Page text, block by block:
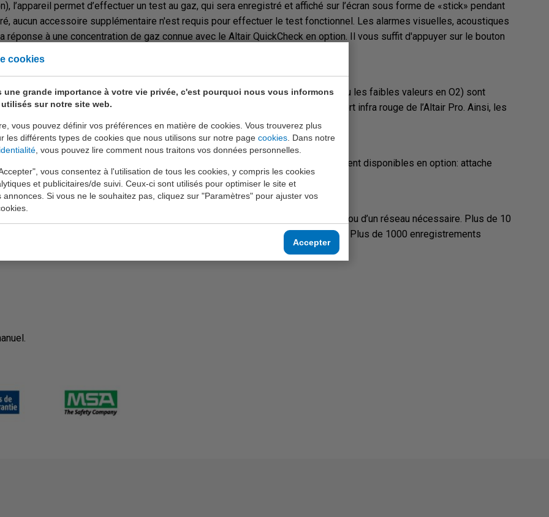
cookies
une grande importance à votre vie privée, c'est pourquoi nous vous informons
sur notre site web.
vous pouvez définir vos préférences en matière de cookies. Vous trouverez plus
les différents types de cookies que nous utilisons sur notre page cookies . Dans notre
, vous pouvez lire comment nous traitons vos données personnelles.
vous consentez à l'utilisation de tous les cookies, y compris les cookies
et publicitaires/de suivi. Ceux-ci sont utilisés pour optimiser le site et
annonces. Si vous ne le souhaitez pas, cliquez sur "Paramètres" pour ajuster vos
Accepter
l’appareil permet d’effectuer un test au gaz, qui sera enregistré et affiché sur l’écran sous forme de «stick» pendant
aucun accessoire supplémentaire n'est requis pour effectuer le test fonctionnel. Les alarmes visuelles, acoustiques
à une concentration de gaz connue avec le Altair QuickCheck en option. Il vous suffit d'appuyer sur le bouton
sont affichés avec 3 LED.
Pro. Les 50 derniers événements, ainsi que les valeurs de pics de gaz (ou les faibles valeurs en O2) sont
en français, vous pouvez ensuite transférer ces données sur un PC via le port infra rouge de l’Altair Pro. Ainsi, les
et simplement.
une attache robuste à suspension standard. Trois autres attaches sont également disponibles en option: attache
système totalement automatique qui ne rend pas l’utilisation d’un ordinateur ou d’un réseau nécessaire. Plus de 10
à de nombreux appareils d’être testés, calibrés et chargés simultanément. Plus de 1000 enregistrements
câblée est également disponible en option.